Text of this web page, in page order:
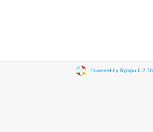
Powered by Sympa 6.2.76